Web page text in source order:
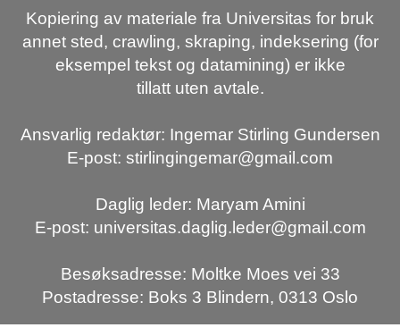
Kopiering av materiale fra Universitas for bruk
annet sted, crawling, skraping, indeksering (for
eksempel tekst og datamining) er ikke
tillatt uten avtale.
Ansvarlig redaktør: Ingemar Stirling Gundersen
E-post: stirlingingemar@gmail.com
Daglig leder: Maryam Amini
E-post: universitas.daglig.leder@gmail.com
Besøksadresse: Moltke Moes vei 33
Postadresse: Boks 3 Blindern, 0313 Oslo